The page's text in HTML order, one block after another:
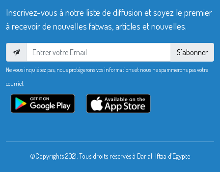
Inscrivez-vous à notre liste de diffusion et soyez le premier
à recevoir de nouvelles fatwas, articles et nouvelles.
S'abonner
Ne vous inquiétez pas, nous protégerons vos informations et nous ne spammerons pas votre
courriel.
©Copyrights 2021. Tous droits réservés à Dar al-Iftaa d’Égypte